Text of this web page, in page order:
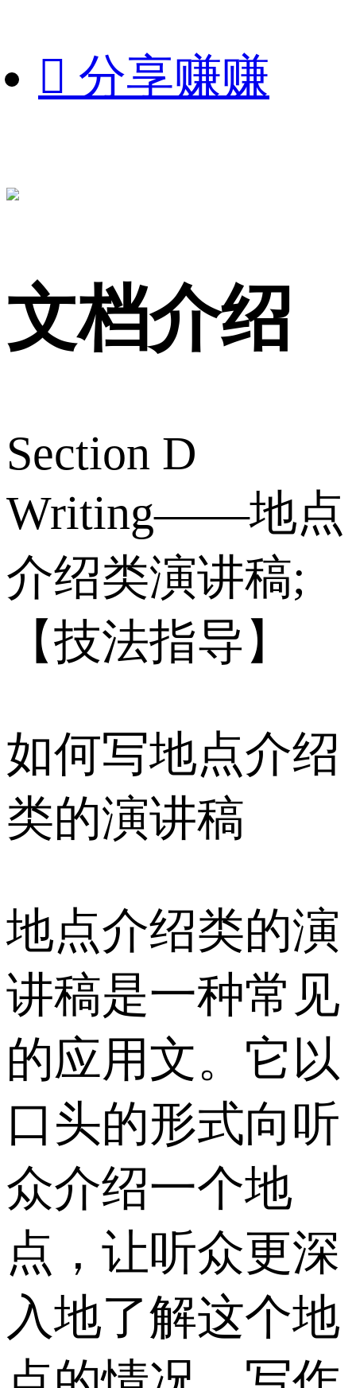
 分享赚赚
文档介绍
Section D
Writing——地点
介绍类演讲稿;
【技法指导】
如何写地点介绍
类的演讲稿
地点介绍类的演
讲稿是一种常见
的应用文。它以
口头的形式向听
众介绍一个地
点，让听众更深
入地了解这个地